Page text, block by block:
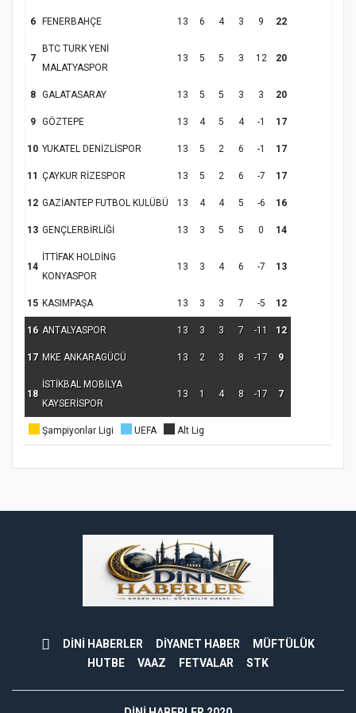
Samsun Atakum’da Yaz Kur’an Kursu
Kapanış Programı
Samsun Atakum’da Ayasofya Camii
koparıyor mu?
6 FENERBAHÇE 13 6 4 3 9 22
7
BTC TURK YENİ
MALATYASPOR
13 5 5 3 12 20
8 GALATASARAY 13 5 5 3 3 20
9 GÖZTEPE 13 4 5 4 -1 17
10 YUKATEL DENİZLİSPOR 13 5 2 6 -1 17
11 ÇAYKUR RİZESPOR 13 5 2 6 -7 17
12 GAZİANTEP FUTBOL KULÜBÜ 13 4 4 5 -6 16
13 GENÇLERBİRLİĞİ 13 3 5 5 0 14
14
İTTİFAK HOLDİNG
KONYASPOR
13 3 4 6 -7 13
15 KASIMPAŞA 13 3 3 7 -5 12
16 ANTALYASPOR 13 3 3 7 -11 12
17 MKE ANKARAGÜCÜ 13 2 3 8 -17 9
18
İSTİKBAL MOBİLYA
KAYSERİSPOR
13 1 4 8 -17 7
Şampiyonlar Ligi UEFA Alt Lig
DİNİ HABERLER DİYANET HABER
MÜFTÜLÜK
HUTBE
VAAZ FETVALAR STK